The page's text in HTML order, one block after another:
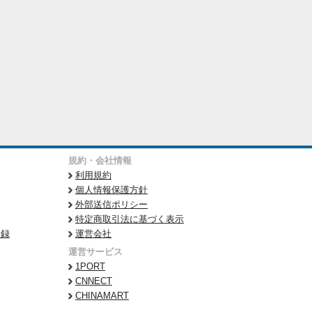
規約・会社情報
利用規約
個人情報保護方針
外部送信ポリシー
特定商取引法に基づく表示
運営会社
運営サービス
1PORT
CNNECT
CHINAMART